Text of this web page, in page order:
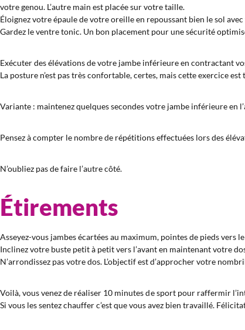
votre genou. L’autre main est placée sur votre taille.
Éloignez votre épaule de votre oreille en repoussant bien le sol
Gardez le ventre tonic. Un bon placement pour une sécurité
Exécuter des élévations de votre jambe inférieure en contractant
La posture n’est pas très confortable, certes, mais cette exercice est
Variante : maintenez quelques secondes votre jambe inférieure en
Pensez à compter le nombre de répétitions effectuées lors des
N’oubliez pas de faire l’autre côté.
Étirements
Asseyez-vous jambes écartées au maximum, pointes de pieds vers
Inclinez votre buste petit à petit vers l’avant en maintenant votre
N’arrondissez pas votre dos. L’objectif est d’approcher votre
Voilà, vous venez de réaliser 10 minutes de sport pour raffermir
Si vous les sentez chauffer c’est que vous avez bien travaillé.